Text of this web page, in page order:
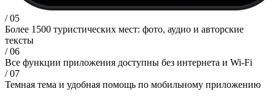
/ 05
Более 1500 туристических мест: фото, аудио и авторские
тексты
/ 06
Все функции приложения доступны без интернета и Wi-Fi
/ 07
Темная тема и удобная помощь по мобильному приложению